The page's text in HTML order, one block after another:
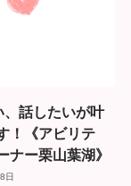
、話したいが叶
！《アビリテ
ナー栗山葉湖》
日